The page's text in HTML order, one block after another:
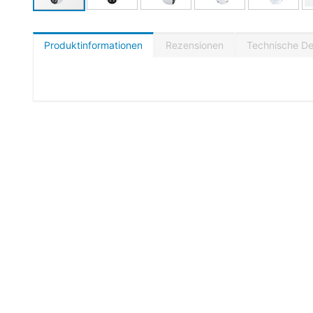
Produktinformationen Rezensionen Technische